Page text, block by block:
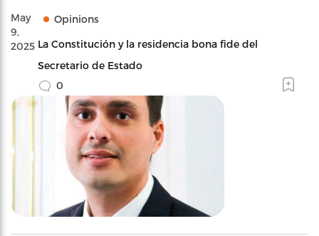
May
9,
2025
Opinions
La Constitución y la residencia bona fide del
Secretario de Estado
0